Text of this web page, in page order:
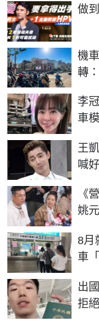
做
PR
機
轉
李
車
王
喊
《
姚
8月
車
出
拒